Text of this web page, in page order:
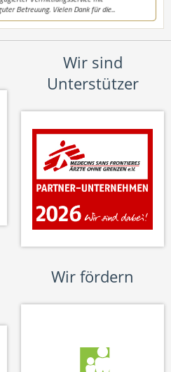
Wir sind
Unterstützer
Wir fördern